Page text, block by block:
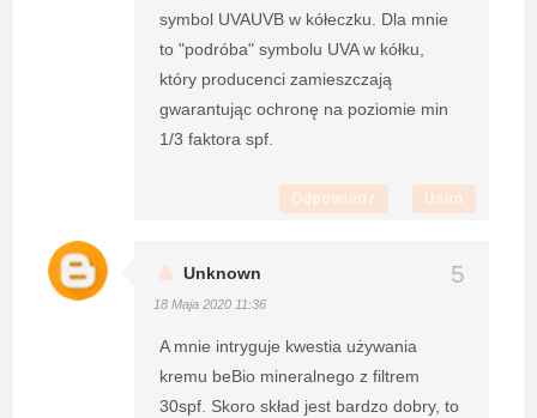
symbol UVAUVB w kółeczku. Dla mnie
to "podróba" symbolu UVA w kółku,
który producenci zamieszczają
gwarantując ochronę na poziomie min
1/3 faktora spf.
Odpowiedz Usuń
Unknown
18 Maja 2020 11:36
A mnie intryguje kwestia używania
kremu beBio mineralnego z filtrem
30spf. Skoro skład jest bardzo dobry, to